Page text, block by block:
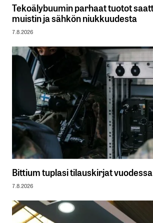
Tekoälybuumin parhaat tuotot
muistin ja sähkön niukkuudesta
7.8.2026
Bittium tuplasi tilauskirjat vuodessa
7.8.2026